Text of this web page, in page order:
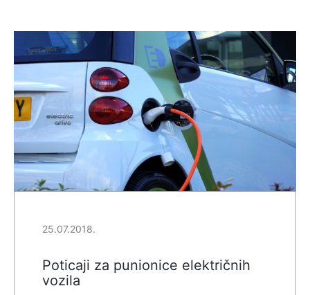
25.07.2018.
Poticaji za punionice električnih
vozila